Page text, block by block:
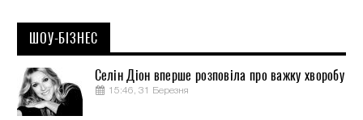
ШОУ-БІЗНЕС
Селін Діон вперше розповіла про важку хворобу
15:46, 31 Березня